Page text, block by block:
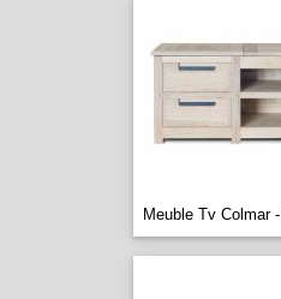
Meuble Tv Colmar -